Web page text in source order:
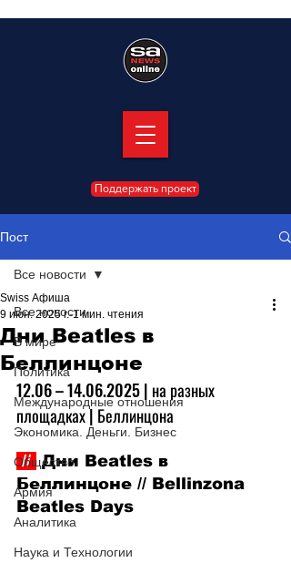
Поддержать проект
Пост
Все новости
В мире
Политика
Международные отношения
Экономика. Деньги. Бизнес
Общество
Армия
Аналитика
Наука и Технологии
Все новости
Дни Beatles в
Беллинцоне
Swiss Афиша
9 июн. 2025 г. 1 мин. чтения
12.06 – 14.06.2025 | на разных
площадках | Беллинцона
// Дни Beatles в
Беллинцоне // Bellinzona
Beatles Days